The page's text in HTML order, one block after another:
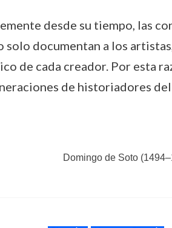
desde su tiempo, las
documentan a los
de cada creador. Por esta
de historiadores
Domingo de Soto